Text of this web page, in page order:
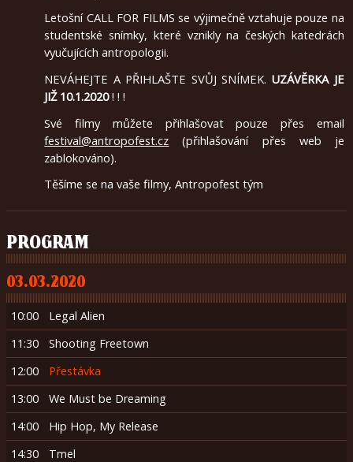
Letošní CALL FOR FILMS se výjimečně vztahuje pouze na
studentské snímky, které vznikly na českých katedrách
vyučujících antropologii.
NEVÁHEJTE A PŘIHLAŠTE SVŮJ SNÍMEK. UZÁVĚRKA JE
JIŽ 10.1.2020! ! !
Své filmy můžete přihlašovat pouze přes email
festival@antropofest.cz (přihlašování přes web je
zablokováno).
Těšíme se na vaše filmy, Antropofest tým
PROGRAM
03.03.2020
10:00
Legal Alien
11:30
Shooting Freetown
12:00
Přestávka
13:00
We Must be Dreaming
14:00
Hip Hop, My Release
14:30
Tmel